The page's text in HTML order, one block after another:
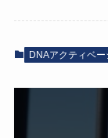
DNAアクティベー